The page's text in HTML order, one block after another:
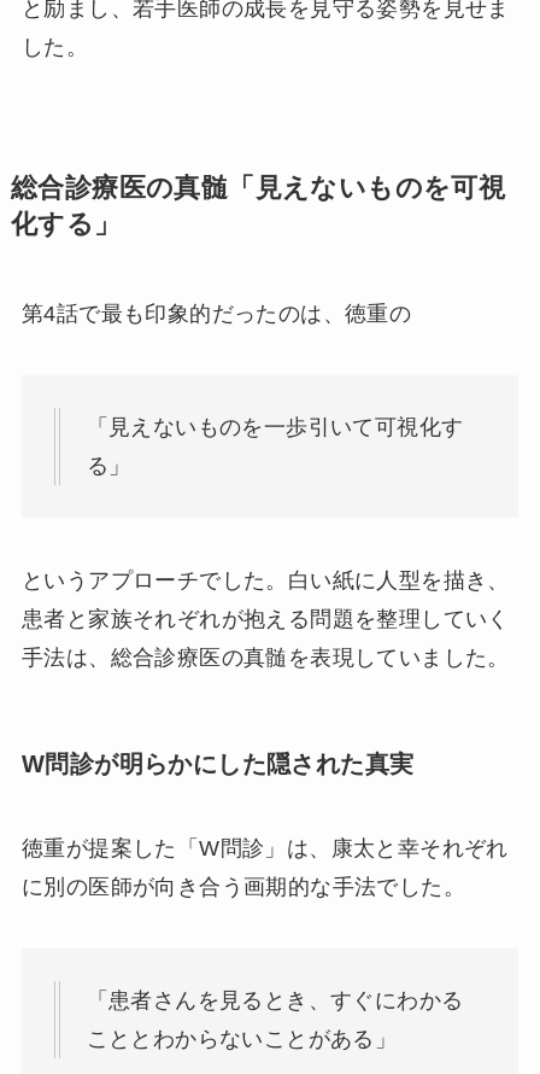
と励まし、若手医師の成長を見守る姿勢を見せま
した。
総合診療医の真髄「見えないものを可視
化する」
第4話で最も印象的だったのは、徳重の
「見えないものを一歩引いて可視化す
る」
というアプローチでした。白い紙に人型を描き、
患者と家族それぞれが抱える問題を整理していく
手法は、総合診療医の真髄を表現していました。
W問診が明らかにした隠された真実
徳重が提案した「W問診」は、康太と幸それぞれ
に別の医師が向き合う画期的な手法でした。
「患者さんを見るとき、すぐにわかる
こととわからないことがある」